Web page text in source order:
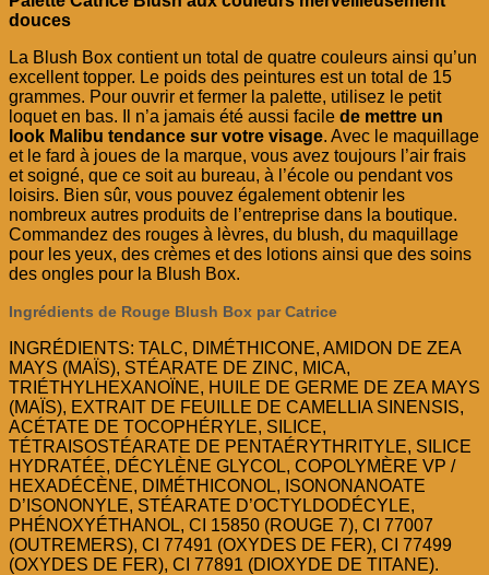
douces
La Blush Box contient un total de quatre couleurs ainsi qu’un
excellent topper. Le poids des peintures est un total de 15
grammes. Pour ouvrir et fermer la palette, utilisez le petit
loquet en bas. Il n’a jamais été aussi facile de mettre un
look Malibu tendance sur votre visage. Avec le maquillage
et le fard à joues de la marque, vous avez toujours l’air frais
et soigné, que ce soit au bureau, à l’école ou pendant vos
loisirs. Bien sûr, vous pouvez également obtenir les
nombreux autres produits de l’entreprise dans la boutique.
Commandez des rouges à lèvres, du blush, du maquillage
pour les yeux, des crèmes et des lotions ainsi que des soins
des ongles pour la Blush Box.
Ingrédients de Rouge Blush Box par Catrice
INGRÉDIENTS: TALC, DIMÉTHICONE, AMIDON DE ZEA
MAYS (MAÏS), STÉARATE DE ZINC, MICA,
TRIÉTHYLHEXANOÏNE, HUILE DE GERME DE ZEA MAYS
(MAÏS), EXTRAIT DE FEUILLE DE CAMELLIA SINENSIS,
ACÉTATE DE TOCOPHÉRYLE, SILICE,
TÉTRAISOSTÉARATE DE PENTAÉRYTHRITYLE, SILICE
HYDRATÉE, DÉCYLÈNE GLYCOL, COPOLYMÈRE VP /
HEXADÉCÈNE, DIMÉTHICONOL, ISONONANOATE
D’ISONONYLE, STÉARATE D’OCTYLDODÉCYLE,
PHÉNOXYÉTHANOL, CI 15850 (ROUGE 7), CI 77007
(OUTREMERS), CI 77491 (OXYDES DE FER), CI 77499
(OXYDES DE FER), CI 77891 (DIOXYDE DE TITANE).